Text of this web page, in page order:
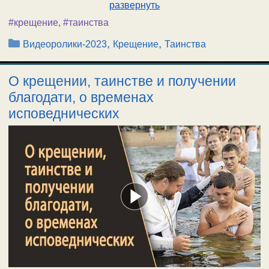
развернуть
#крещение, #таинства
Рубрики
Видеоролики-2023, Крещение,Таинства
О крещении, таинстве и получении
благодати, о временах
исповеднических